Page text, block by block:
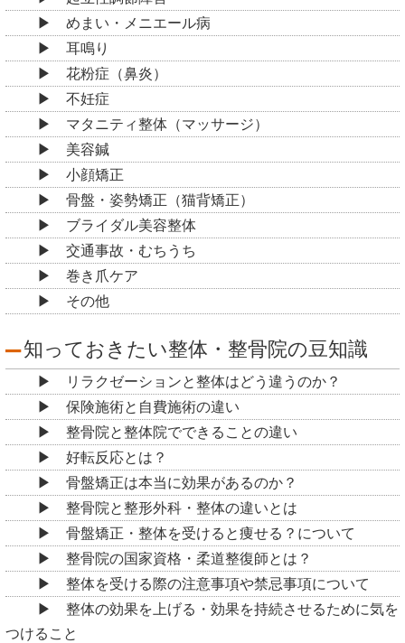
めまい・メニエール病
耳鳴り
花粉症（鼻炎）
不妊症
マタニティ整体（マッサージ）
美容鍼
小顔矯正
骨盤・姿勢矯正（猫背矯正）
ブライダル美容整体
交通事故・むちうち
巻き爪ケア
その他
知っておきたい整体・整骨院の豆知識
リラクゼーションと整体はどう違うのか？
保険施術と自費施術の違い
整骨院と整体院でできることの違い
好転反応とは？
骨盤矯正は本当に効果があるのか？
整骨院と整形外科・整体の違いとは
骨盤矯正・整体を受けると痩せる？について
整骨院の国家資格・柔道整復師とは？
整体を受ける際の注意事項や禁忌事項について
整体の効果を上げる・効果を持続させるために気を
つけること